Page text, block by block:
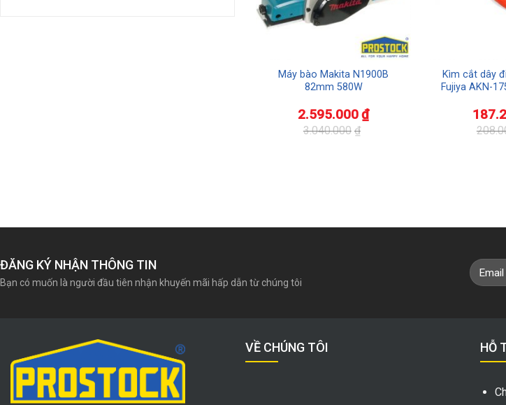
Máy bào Makita N1900B
82mm 580W
3.040.000 ₫
2.595.000₫
Kìm cắt dây
Fujiya AKN-
ĐĂNG KÝ NHẬN THÔNG TIN
Bạn có muốn là người đầu tiên nhận khuyến mãi hấp dẫn từ chúng tôi
VỀ CHÚNG TÔI HỖ